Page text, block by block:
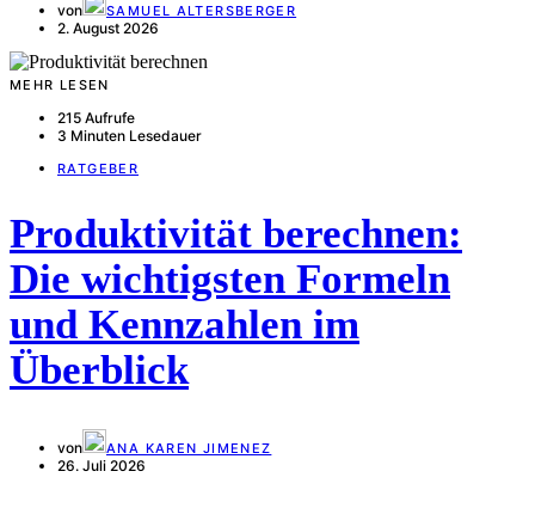
von SAMUEL ALTERSBERGER
2. August 2026
MEHR LESEN
215 Aufrufe
3 Minuten Lesedauer
RATGEBER
Produktivität berechnen:
Die wichtigsten Formeln
und Kennzahlen im
Überblick
von ANA KAREN JIMENEZ
26. Juli 2026